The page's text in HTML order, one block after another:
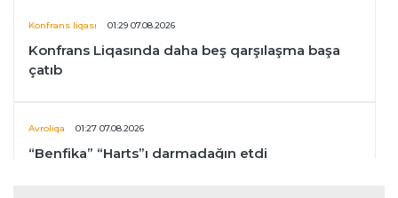
Konfrans liqası 01:29 07.08.2026
Konfrans Liqasında daha beş qarşılaşma başa
çatıb
Avroliqa 01:27 07.08.2026
“Benfika” “Harts”ı darmadağın etdi